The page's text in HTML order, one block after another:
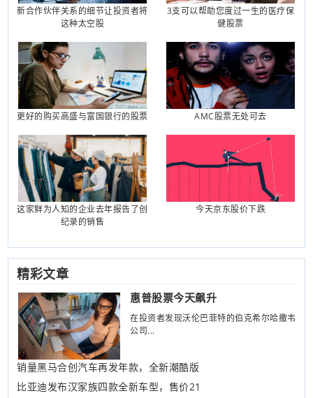
新合作伙伴关系的细节让投资者将
这种太空股
3支可以帮助您度过一生的医疗保
健股票
更好的购买高盛与富国银行的股票 AMC股票无处可去
这家鲜为人知的企业去年报告了创
纪录的销售
今天京东股价下跌
精彩文章
惠普股票今天飙升
在投资者发现沃伦巴菲特的伯克希尔哈撒韦
公司...
销量黑马合创汽车再发年款，全新潮酷版
比亚迪发布汉家族四款全新车型，售价21